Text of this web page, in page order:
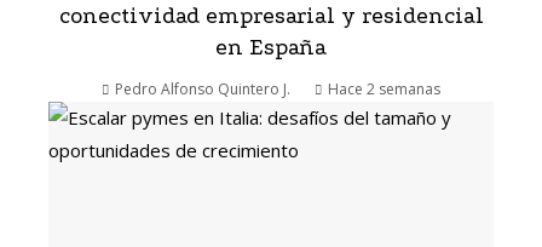
conectividad empresarial y residencial
en España
Pedro Alfonso Quintero J. Hace 2 semanas